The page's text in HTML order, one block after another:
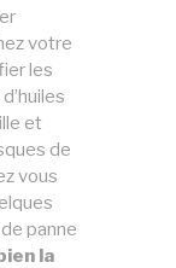
votre
les
et
de
vous
panne
la